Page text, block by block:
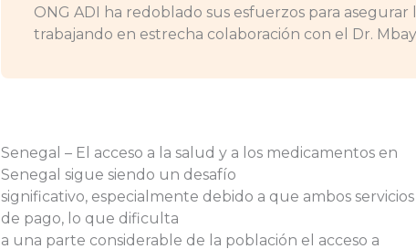
ONG ADI ha redoblado sus esfuerzos para
trabajando en estrecha colaboración con el Dr.
Senegal – El acceso a la salud y a los medicamentos en
Senegal sigue siendo un desafío
significativo, especialmente debido a que ambos servicios
de pago, lo que dificulta
a una parte considerable de la población el acceso a